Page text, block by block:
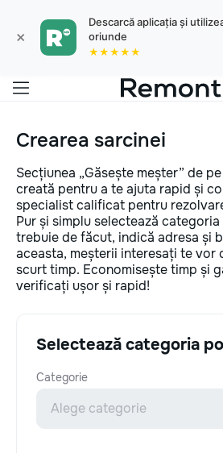
×
Descarcă aplicația și
oriunde
★★★★★
Crearea sarcinei
Secțiunea „Găsește meșter” de
creată pentru a te ajuta rapid și
specialist calificat pentru
Pur și simplu selectează
trebuie de făcut, indică adresa și
aceasta, meșterii interesați te vor
scurt timp. Economisește timp și
verificați ușor și rapid!
Selectează categoria
Categorie